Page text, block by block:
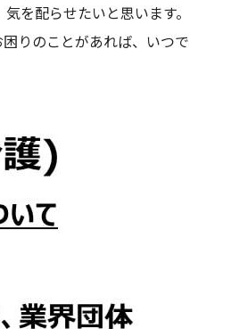
を配らせたいと思います。
りのことがあれば、いつで